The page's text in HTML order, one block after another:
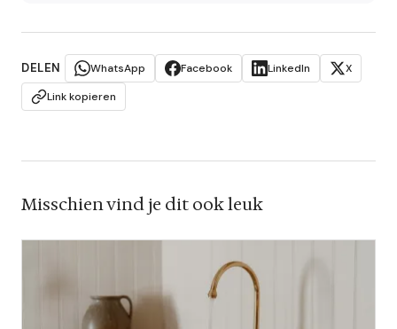
DELEN WhatsApp Facebook LinkedIn
X
Link kopieren
Misschien vind je dit ook leuk